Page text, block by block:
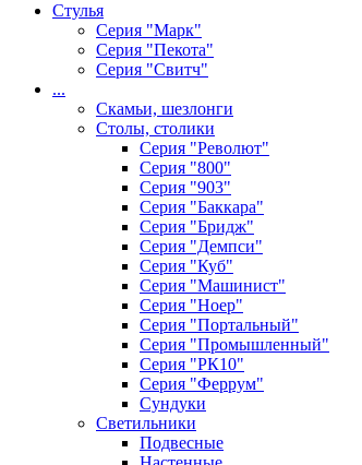
Стулья
Серия "Марк"
Серия "Пекота"
Серия "Свитч"
...
Скамьи, шезлонги
Столы, столики
Серия "Револют"
Серия "800"
Серия "903"
Серия "Баккара"
Серия "Бридж"
Серия "Демпси"
Серия "Куб"
Серия "Машинист"
Серия "Ноер"
Серия "Портальный"
Серия "Промышленный"
Серия "РК10"
Серия "Феррум"
Сундуки
Светильники
Подвесные